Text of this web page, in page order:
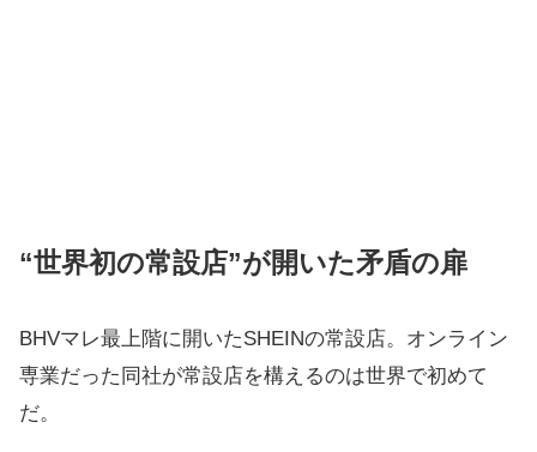
“世界初の常設店”が開いた矛盾の扉
BHVマレ最上階に開いたSHEINの常設店。オンライン
専業だった同社が常設店を構えるのは世界で初めて
だ。